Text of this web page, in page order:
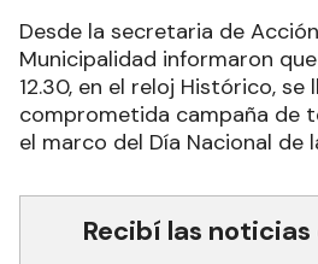
Desde la secretaria de
Municipalidad informaron
12.30, en el reloj Histórico, se
comprometida campaña de
el marco del Día Nacional de
Recibí las